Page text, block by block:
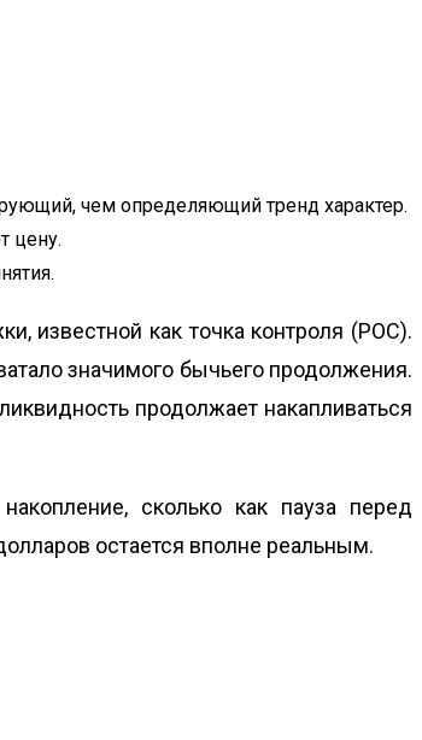
чем определяющий тренд характер.
цену.
известной как точка контроля (POC).
значимого бычьего продолжения.
продолжает накапливаться
сколько как пауза перед
остается вполне реальным.